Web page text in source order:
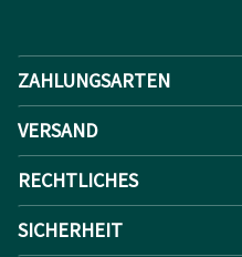
ZAHLUNGSARTEN
VERSAND
RECHTLICHES
SICHERHEIT